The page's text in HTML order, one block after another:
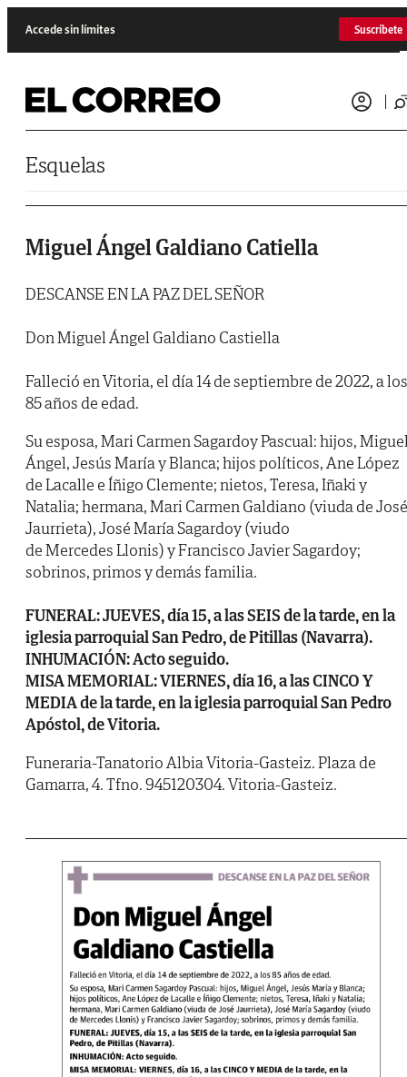
Accede sin límites Suscríbete
Esquelas
Miguel Ángel Galdiano Catiella
DESCANSE EN LA PAZ DEL SEÑOR
Don Miguel Ángel Galdiano Castiella
Falleció en Vitoria, el día 14 de septiembre de 2022, a los
85 años de edad.
Su esposa, Mari Carmen Sagardoy Pascual: hijos,
Ángel, Jesús María y Blanca; hijos políticos, Ane López
de Lacalle e Íñigo Clemente; nietos, Teresa, Iñaki y
Natalia; hermana, Mari Carmen Galdiano (viuda de José
Jaurrieta), José María Sagardoy (viudo
de Mercedes Llonis) y Francisco Javier Sagardoy;
sobrinos, primos y demás familia.
FUNERAL: JUEVES, día 15, a las SEIS de la tarde, en la
iglesia parroquial San Pedro, de Pitillas (Navarra).
INHUMACIÓN: Acto seguido.
MISA MEMORIAL: VIERNES, día 16, a las CINCO Y
MEDIA de la tarde, en la iglesia parroquial San Pedro
Apóstol, de Vitoria.
Funeraria-Tanatorio Albia Vitoria-Gasteiz. Plaza de
Gamarra, 4. Tfno. 945120304. Vitoria-Gasteiz.